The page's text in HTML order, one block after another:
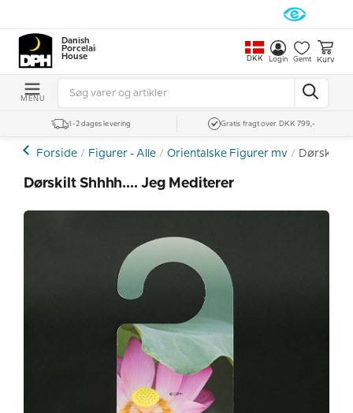
Danish
Porcelain
House
DKK Login Gemt Kurv
MENU
1-2 dages levering Gratis fragt over DKK 799,-
Forside Figurer - Alle Orientalske Figurer mv Dørskilt
Dørskilt Shhhh.... Jeg Mediterer